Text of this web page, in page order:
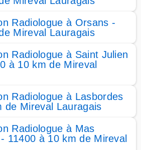
Radiologue à Orsans -
Mireval Lauragais
Radiologue à Saint Julien
à 10 km de Mireval
Radiologue à Lasbordes
de Mireval Lauragais
Radiologue à Mas
11400 à 10 km de Mireval